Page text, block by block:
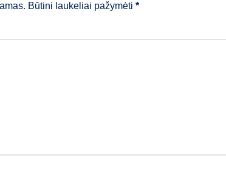
Būtini laukeliai pažymėti *